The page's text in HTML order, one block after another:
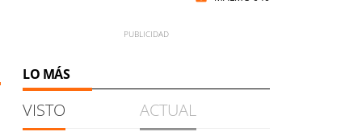
LO MÁS
VISTO ACTUAL